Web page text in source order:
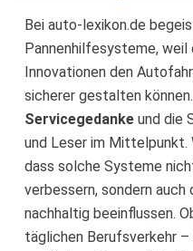
Bei auto-lexikon.de
Pannenhilfesysteme,
Innovationen den
sicherer gestalten
Servicegedankeund die
und Leser im Mittelpunkt.
dass solche Systeme
verbessern, sondern
nachhaltig beeinflussen.
täglichen Berufsverkehr